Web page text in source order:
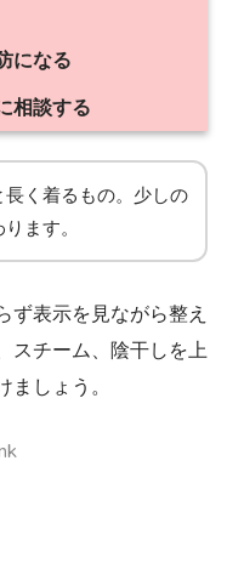
になる
相談する
長く着るもの。少しの
ます。
ず表示を見ながら整え
スチーム、陰干しを上
ましょう。